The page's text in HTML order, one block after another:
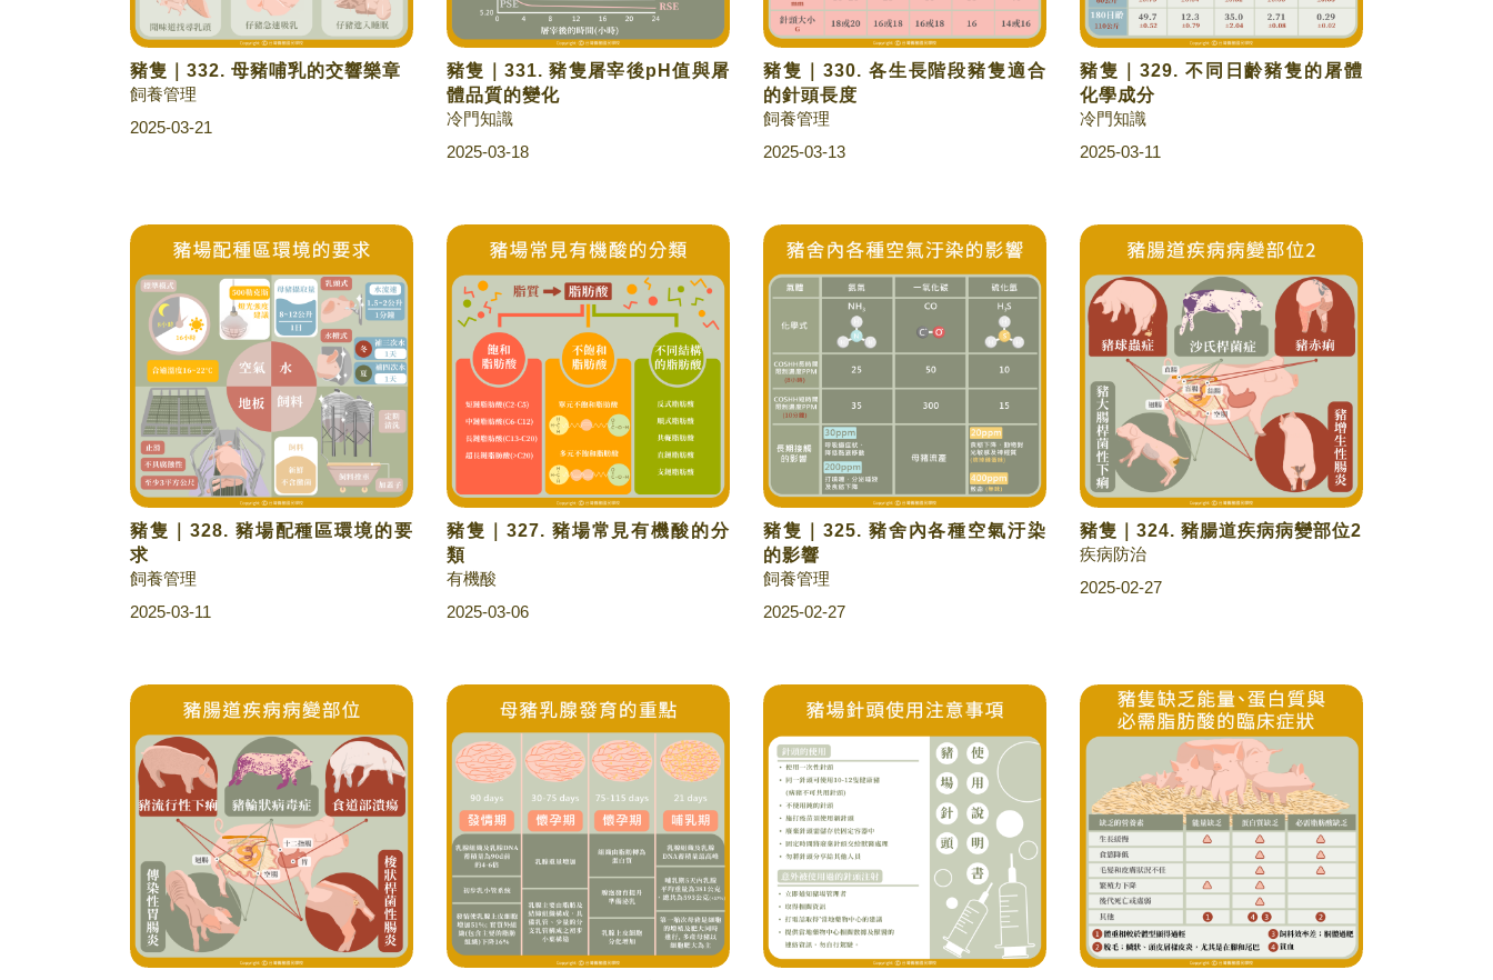
豬隻｜332. 母豬哺乳的交響樂章
飼養管理
2025-03-21
豬隻｜331. 豬隻屠宰後pH值與屠
體品質的變化
冷門知識
2025-03-18
豬隻｜330. 各生長階段豬隻適合
的針頭長度
飼養管理
2025-03-13
豬隻｜329. 不同日齡豬隻的屠體
化學成分
冷門知識
2025-03-11
豬隻｜328. 豬場配種區環境的要
求
飼養管理
2025-03-11
豬隻｜327. 豬場常見有機酸的分
類
有機酸
2025-03-06
豬隻｜325. 豬舍內各種空氣汙染
的影響
飼養管理
2025-02-27
豬隻｜324. 豬腸道疾病病變部位2
疾病防治
2025-02-27